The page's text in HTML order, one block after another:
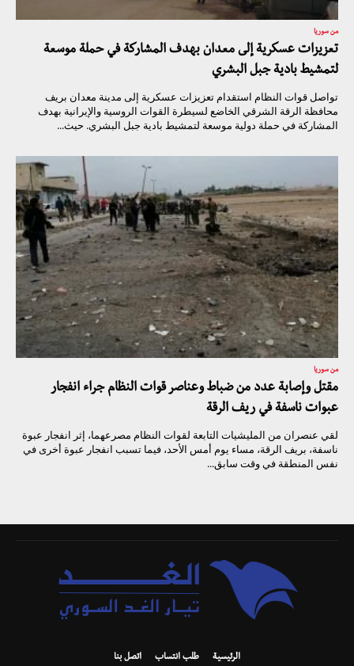
من سوريا
تعزيزات عسكرية إلى معدان بهدف المشاركة في حملة موسعة
لتمشيط بادية جبل البشري
تواصل قوات النظام استقدام تعزيزات عسكرية إلى مدينة معدان بريف
محافظة الرقة الشرقي الخاضع لسيطرة القوات الروسية والإيرانية بهدف
المشاركة في حملة دولية موسعة لتمشيط بادية جبل البشري. حيث...
من سوريا
مقتل وإصابة عدد من ضباط وعناصر قوات النظام جراء انفجار
عبوات ناسفة في ريف الرقة
لقي عنصران من المليشيات التابعة لقوات النظام مصرعهما، إثر انفجار عبوة
ناسفة، بريف الرقة، مساء يوم أمس الأحد، فيما تسبب انفجار عبوة أخرى في
نفس المنطقة في وقت سابق...
الرئيسية طلب انتساب اتصل بنا